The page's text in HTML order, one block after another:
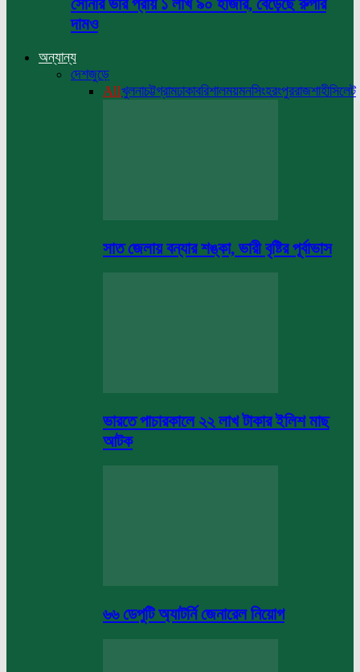
সোনার ভরি প্রায় ১ লাখ ৯০ হাজার, বেড়েছে রুপার
দামও
অন্যান্য
দেশজুড়ে
Allখুলনাচট্টগ্রামঢাকাবরিশালময়মনসিংহরংপুররাজশাহীসিলেট
সাত জেলায় বন্যার শঙ্কা, ভারী বৃষ্টির পূর্বাভাস
ভারতে পাচারকালে ২২ লাখ টাকার ইলিশ মাছ
আটক
৬৬ ডেপুটি অ্যাটর্নি জেনারেল নিয়োগ